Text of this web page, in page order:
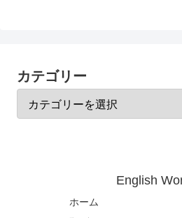
カテゴリー
English
ホーム